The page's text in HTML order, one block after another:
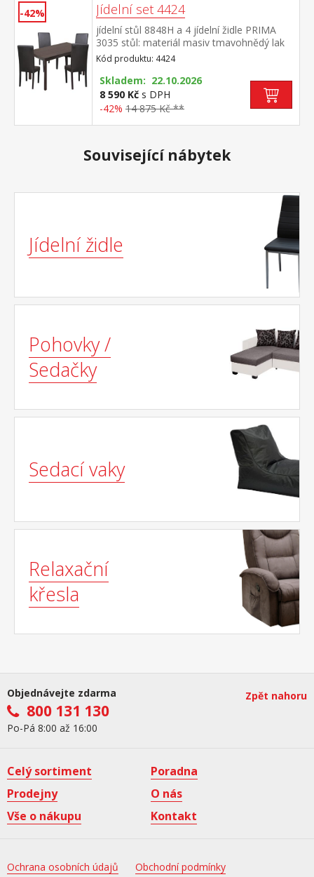
-42% Jídelní set 4424
jídelní stůl 8848H a 4 jídelní židle PRIMA
3035 stůl: materiál masiv tmavohnědý lak
židle: nohy materiál masiv, barevné
provedení tmavě hnědý lak potah kůže –
imitace, barevné provedení hnědá, výška
sedu 47 cm rozměr stolu (š/h/v) 118 × 75 ×
73 cm rozměr židle (š/h/v) 45 × 55 × 90 cm
Kód produktu: 4424
Skladem: 22.10.2026
8 590 Kč s DPH
-42% 14 875 Kč **
Související nábytek
Jídelní židle
Pohovky /
Sedačky
Sedací vaky
Relaxační
křesla
Objednávejte zdarma
800 131 130
Po-Pá 8:00 až 16:00
Zpět nahoru
Celý sortiment
Poradna
Prodejny
O nás
Vše o nákupu
Kontakt
Ochrana osobních údajů Obchodní podmínky